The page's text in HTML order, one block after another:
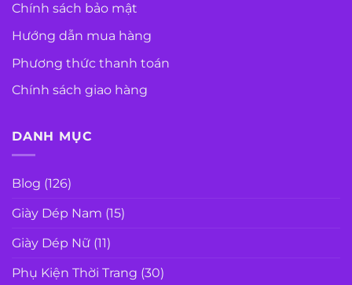
Chính sách bảo mật
Hướng dẫn mua hàng
Phương thức thanh toán
Chính sách giao hàng
DANH MỤC
Blog (126)
Giày Dép Nam (15)
Giày Dép Nữ (11)
Phụ Kiện Thời Trang (30)